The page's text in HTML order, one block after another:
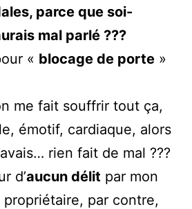
parce que soi-
mal parlé ???
« blocage de porte »
me fait souffrir tout ça,
émotif, cardiaque, alors
rien fait de mal ???
d’aucun délit par mon
propriétaire, par contre,